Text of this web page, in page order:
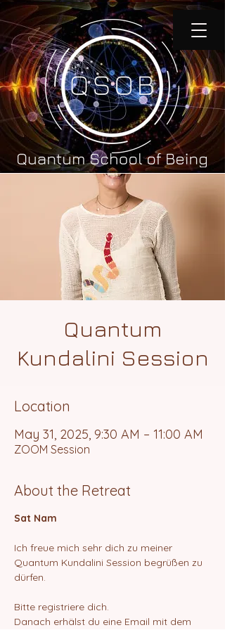
Quantum
Kundalini Session
Location
May 31, 2025, 9:30 AM – 11:00 AM
ZOOM Session
About the Retreat
Sat Nam
Ich freue mich sehr dich zu meiner
Quantum Kundalini Session begrüßen zu
dürfen.
Bitte registriere dich.
Danach erhälst du eine Email mit dem